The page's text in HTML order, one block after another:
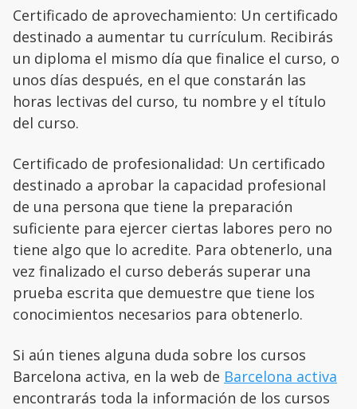
Certificado de aprovechamiento: Un certificado
destinado a aumentar tu currículum. Recibirás
un diploma el mismo día que finalice el curso, o
unos días después, en el que constarán las
horas lectivas del curso, tu nombre y el título
del curso.
Certificado de profesionalidad: Un certificado
destinado a aprobar la capacidad profesional
de una persona que tiene la preparación
suficiente para ejercer ciertas labores pero no
tiene algo que lo acredite. Para obtenerlo, una
vez finalizado el curso deberás superar una
prueba escrita que demuestre que tiene los
conocimientos necesarios para obtenerlo.
Si aún tienes alguna duda sobre los cursos
Barcelona activa, en la web de Barcelona activa
encontrarás toda la información de los cursos